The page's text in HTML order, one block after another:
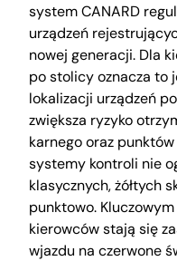
system CANARD
urządzeń
nowej generacji. Dla
po stolicy oznacza to
lokalizacji urządzeń
zwiększa ryzyko
karnego oraz
systemy kontroli nie
klasycznych, żółtych
punktowo.
kierowców stają się
wjazdu na czerwone